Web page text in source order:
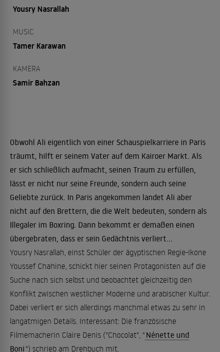
Yousry Nasrallah
MUSIC
Tamer Karawan
KAMERA
Samir Bahzan
Obwohl Ali eigentlich von einer Schauspielkarriere in Paris
träumt, hilft er seinem Vater auf dem Kairoer Markt. Als
er sich schließlich aufmacht, seinen Traum zu erfüllen,
lässt er nicht nur seine Freunde, sondern auch seine
Geliebte zurück. In Paris angekommen landet Ali aber
nicht auf den Brettern, die die Welt bedeuten, sondern als
Illegaler im Boxring. Dann bekommt er demaßen einen
übergebraten, dass er sein Gedächtnis verliert...
Yousry Nasrallah, einst Schüler der ägyptischen Regie-Ikone
Youssef Chahine, schickt hier seinen Protagonisten auf die
Suche nach sich selbst und beobachtet gleichzeitig den
Konflikt zwischen westlicher Moderne und arabischer Kultur.
Dabei verliert er sich allerdings manchmal etwas zu sehr in
langatmigen Details. Interessant: Die französische
Filmemacherin Claire Denis ("Chocolat", " Nénette und
Boni ") schrieb am Drehbuch mit.